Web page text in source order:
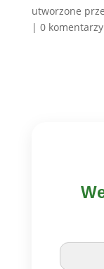
utworzone
| 0 komentarzy